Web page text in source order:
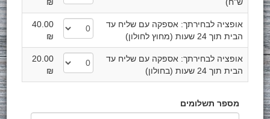
ש"ח)
₪
אופציה לבחירתך: אספקה עם שליח עד
הבית תוך 24 שעות (מחוץ לחולון)
40.00
₪
אופציה לבחירתך: אספקה עם שליח עד
הבית תוך 24 שעות (בחולון)
20.00
₪
מספר תשלומים